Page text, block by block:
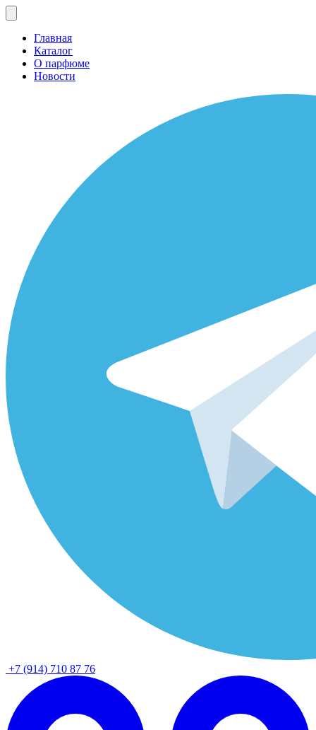
Главная
Каталог
О парфюме
Новости
+7 (914) 710 87 76